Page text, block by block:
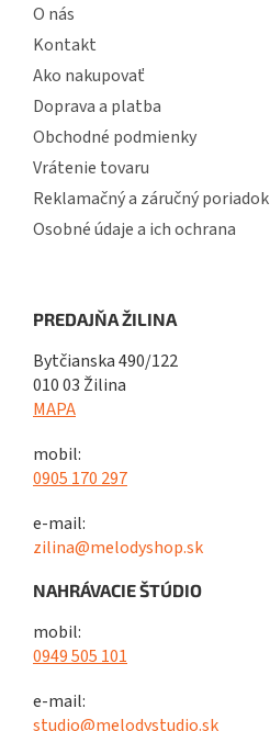
O nás
Kontakt
Ako nakupovať
Doprava a platba
Obchodné podmienky
Vrátenie tovaru
Reklamačný a záručný poriadok
Osobné údaje a ich ochrana
PREDAJŇA ŽILINA
Bytčianska 490/122
010 03 Žilina
MAPA
mobil:
0905 170 297
e-mail:
zilina@melodyshop.sk
NAHRÁVACIE ŠTÚDIO
mobil:
0949 505 101
e-mail:
studio@melodystudio.sk